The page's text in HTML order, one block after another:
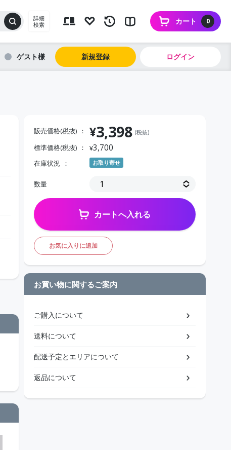
詳細
検索
0
カート
ゲスト 新規登録 ログイン
販売価格(税抜) ¥3,398 (税抜)
標準価格(税抜) ¥3,700
在庫状況 お取り寄せ
数量
カートへ入れる
お気に入りに追加
お買い物に関するご案内
ご購入について
送料について
配送予定とエリアについて
返品について